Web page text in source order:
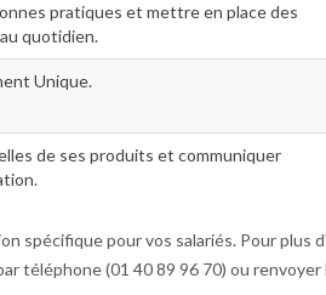
pratiques et mettre en place des
quotidien.
Unique.
de ses produits et communiquer
spécifique pour vos salariés. Pour plus
téléphone (01 40 89 96 70) ou renvoyer